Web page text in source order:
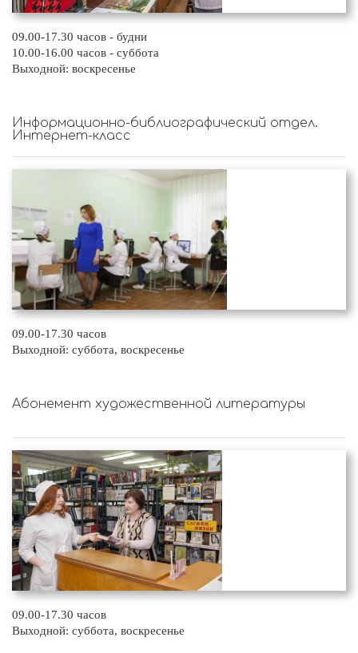
09.00-17.30 часов - будни
10.00-16.00 часов - суббота
Выходной: воскресенье
Информационно-библиографический отдел.
Интернет-класс
09.00-17.30 часов
Выходной: суббота, воскресенье
Абонемент художественной литературы
09.00-17.30 часов
Выходной: суббота, воскресенье